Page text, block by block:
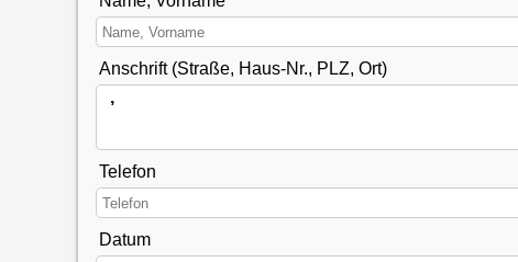
Anschrift (Straße, Haus-Nr., PLZ, Ort)
Telefon
Datum